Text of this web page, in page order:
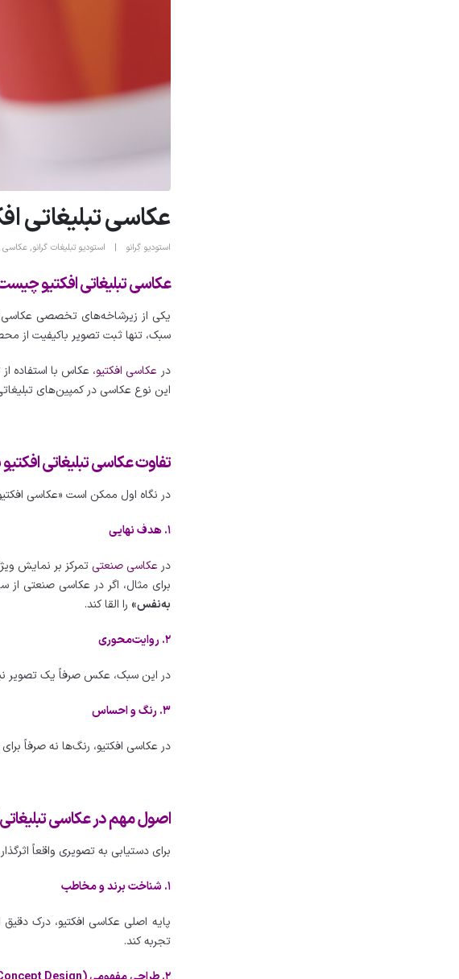
عکاسی تبلیغاتی
استودیو گِرانو استودیو تبلیغات گرانو,
عکاسی تبلیغاتی افکتیو
یکی از زیرشاخه‌های تخصصی عکاسی
سبک، تنها ثبت تصویر باکیفیت از
در عکاسی افکتیو، عکاس با استفاده
این نوع عکاسی در کمپین‌های
تفاوت عکاسی تبلیغاتی
در نگاه اول ممکن است «عکاسی
۱. هدف نهایی
درعکاسی صنعتی تمرکز بر نمایش
برای مثال، اگر در عکاسی صنعتی
به‌نفس» را القا کند.
۲. روایت‌محوری
در این سبک، عکس صرفاً یک تصویر
۳. رنگ و احساس
در عکاسی افکتیو، رنگ‌ها نه صرفاً
اصول مهم در عکاسی تبلیغاتی
برای دستیابی به تصویری واقعاً
۱. شناخت برند و مخاطب
پایه اصلی عکاسی افکتیو، درک
تجربه کند.